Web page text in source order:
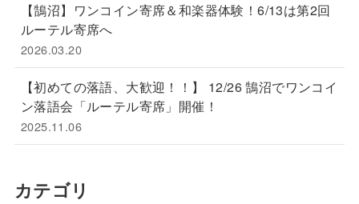
【鵠沼】ワンコイン寄席＆和楽器体験！6/13は第2回
ルーテル寄席へ
2026.03.20
【初めての落語、大歓迎！！】 12/26 鵠沼でワンコイ
ン落語会「ルーテル寄席」開催！
2025.11.06
カテゴリ